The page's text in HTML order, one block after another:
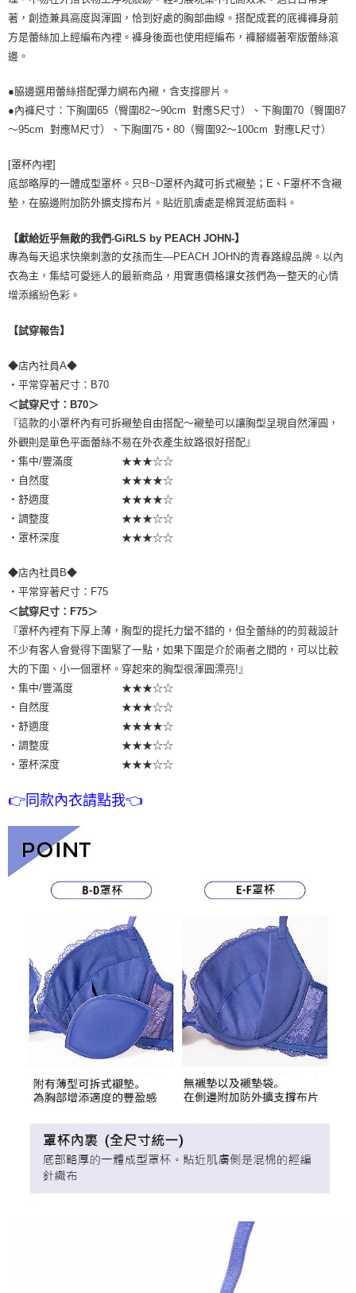
黑貓宅配
每筆NT$100，滿NT$1,500(含以上)免運費
每筆NT$200，滿NT$1,500(含以上)免運費
著，創造兼具高度與渾圓，恰到好處的胸部曲線。搭配成套的底褲褲身前
方是蕾絲加上經編布內裡。褲身後面也使用經編布，褲腳綴著窄版蕾絲滾
邊。
●脇邊選用蕾絲搭配彈力網布內襯，含支撐膠片。
●內褲尺寸：下胸圍65（臀圍82～90cm 對應S尺寸）、下胸圍70（臀圍87
～95cm 對應M尺寸）、下胸圍75・80（臀圍92～100cm 對應L尺寸）
[罩杯內裡]
底部略厚的一體成型罩杯。只B~D罩杯內藏可拆式襯墊；E、F罩杯不含襯
墊，在脇邊附加防外擴支撐布片。貼近肌膚處是棉質混紡面料。
【獻給近乎無敵的我們-GiRLS by PEACH JOHN-】
專為每天追求快樂刺激的女孩而生—PEACH JOHN的青春路線品牌。以內
衣為主，集結可愛迷人的最新商品，用實惠價格讓女孩們為一整天的心情
增添繽紛色彩。
【試穿報告】
◆店內社員A◆
・平常穿著尺寸：B70
＜試穿尺寸：B70＞
『這款的小罩杯內有可拆襯墊自由搭配～襯墊可以讓胸型呈現自然渾圓，
外觀則是單色平面蕾絲不易在外衣產生紋路很好搭配』
・集中/豐滿度 ★★★☆☆
・自然度 ★★★★☆
・舒適度 ★★★★☆
・調整度 ★★★☆☆
・罩杯深度 ★★★☆☆
◆店內社員B◆
・平常穿著尺寸：F75
＜試穿尺寸：F75＞
『罩杯內裡有下厚上薄，胸型的提托力蠻不錯的，但全蕾絲的的剪裁設計
不少有客人會覺得下圍緊了一點，如果下圍是介於兩者之間的，可以比較
大的下圍、小一個罩杯。穿起來的胸型很渾圓漂亮!』
・集中/豐滿度 ★★★☆☆
・自然度 ★★★☆☆
・舒適度 ★★★★☆
・調整度 ★★★☆☆
・罩杯深度 ★★★☆☆
👉同款內衣請點我👈